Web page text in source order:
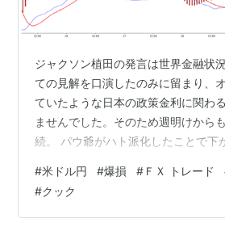
ジャクソン植田の発言は世界金融状
ての見解を口演したのみに留まり、
ていたような日本の政策金利に関わ
ませんでした。そのため週明けから
続。 パウ爺がハト派化したことで下
落ちる気配がありません。
#米ドル円 #爆損 # ＦＸ トレード
#クック